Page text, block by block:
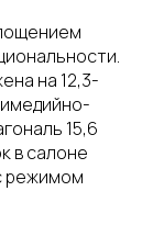
на 12,3-
15,6
в салоне
режимом